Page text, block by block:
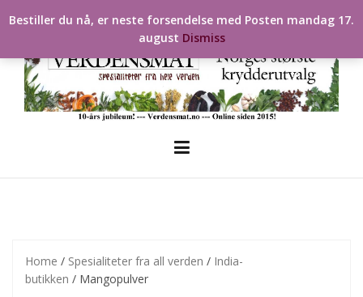
to
Home / Spesialiteter fra all verden / India-
butikken / Mangopulver
Bestiller du nå, er neste forsendelse med Posten mandag 17.
august Dismiss